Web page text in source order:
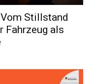
Stillstand
Fahrzeug als